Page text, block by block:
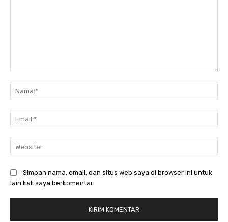
Simpan nama, email, dan situs web saya di browser ini untuk
lain kali saya berkomentar.